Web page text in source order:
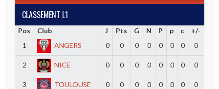
CLASSEMENT L1
Pos Club J Pts G N P p c
+/-
1
ANGERS 0 0 0 0 0 0 0 0
2 NICE 0 0 0 0 0 0 0 0
3 TOULOUSE 0 0 0 0 0 0 0 0